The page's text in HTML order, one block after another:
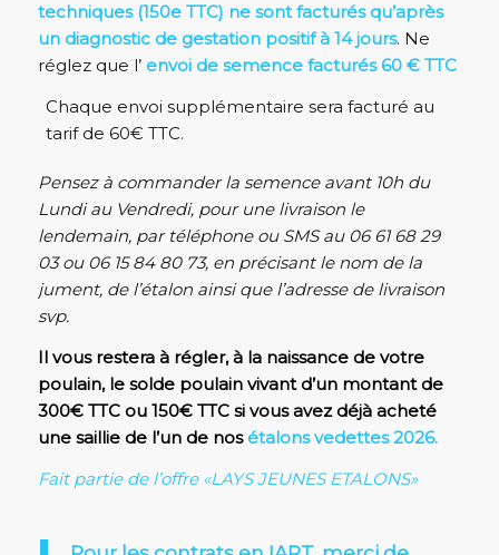
techniques (150e TTC) ne sont facturés qu’après
un diagnostic de gestation positif à 14 jours. Ne
réglez que l’envoi de semence facturés 60 € TTC
Chaque envoi supplémentaire sera facturé au
tarif de 60€ TTC.
Pensez à commander la semence avant 10h du
Lundi au Vendredi, pour une livraison le
lendemain, par téléphone ou SMS au 06 61 68 29
03 ou 06 15 84 80 73, en précisant le nom de la
jument, de l’étalon ainsi que l’adresse de livraison
svp.
Il vous restera à régler, à la naissance de votre
poulain, le solde poulain vivant d’un montant de
300€ TTC ou 150€ TTC si vous avez déjà acheté
une saillie de l’un de nos étalons vedettes 2026.
Fait partie de l’offre «LAYS JEUNES ETALONS»